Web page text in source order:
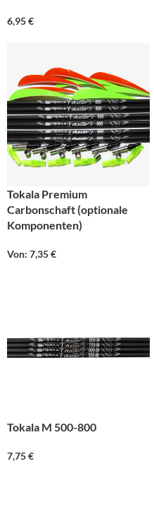
6,95€
Tokala Premium
Carbonschaft (optionale
Komponenten)
Von: 7,35€
Tokala M 500-800
7,75€